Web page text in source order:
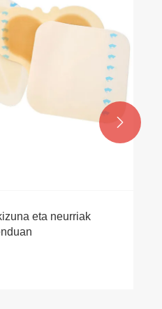
eta neurriak
